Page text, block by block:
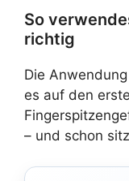
So
richtig
Die
es auf den
– und schon